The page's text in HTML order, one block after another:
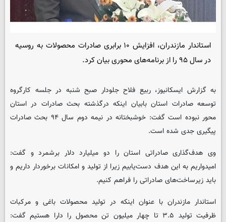
استاندار مازندران، افزایش ۱۰ برابری صادرات محصولات به روسیه
در سال ۹۵ را از برنامه‌های محوری بیان کرد.
به گزارش ایسکانیوز، ربیع فلاح جلودار صبح شنبه در جلسه کارگروه
توسعه صادرات استان بابیان اینکه درگذشته بحث صادرات در استان
محور نبوده است گفت: خوشبختانه در نیمه دوم سال ۹۴ بحث صادرات
پیگیری جدی شده است.
وی هدف‌گذاری صادراتی استان را دو میلیارد دلار برشمرد و گفت:
امیدواریم به این هدف دست‌یابیم زیرا از تولید و امکانات برخوردار داریم و
باید زیرساخت‌های صادراتی را فراهم کنیم.
استاندار مازندران با عنوان اینکه در تولید محصولات باغی و مرکبات
ظرفیت تولید ۳.۵ تا چهار میلیون تن محصول را دارا هستیم گفت: